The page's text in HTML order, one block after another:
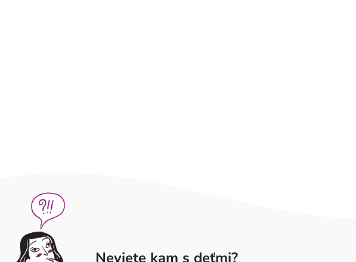
Neviete kam s deťmi?